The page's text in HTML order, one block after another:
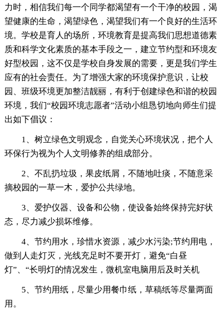
力时，相信我们每一个同学都渴望有一个干净的校园，渴
望健康的生命，渴望绿色，渴望我们有一个良好的生活环
境。学校是育人的场所，环境教育是提高我们思想道德素
质和科学文化素质的基本手段之一，建立节约型和环境友
好型校园，这不仅是学校自身发展的需要，更是我们学生
应有的社会责任。为了增强大家的环境保护意识，让校
园、班级环境更加整洁靓丽，有利于创建绿色和谐的校园
环境，我们“校园环境志愿者”活动小组恳切地向师生们提
出如下倡议：
1、树立绿色文明观念，自觉关心环境状况，把个人
环保行为视为个人文明修养的组成部分。
2、不乱扔垃圾，果皮纸屑，不随地吐痰，不随意采
摘校园的一草一木，爱护公共绿地。
3、爱护仪器、设备和公物，使设备始终保持完好状
态，尽力减少损坏维修。
4、节约用水，珍惜水资源，减少水污染;节约用电，
做到人走灯灭，光线充足时不要开灯，避免“白昼
灯”、“长明灯的情况发生，微机室电脑用后及时关机
5、节约用纸，尽量少用餐巾纸，草稿纸等尽量两面
用。